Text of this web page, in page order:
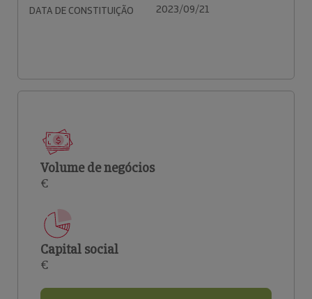
DATA DE CONSTITUIÇÃO 2023/09/21
Volume de negócios
€
Capital social
€